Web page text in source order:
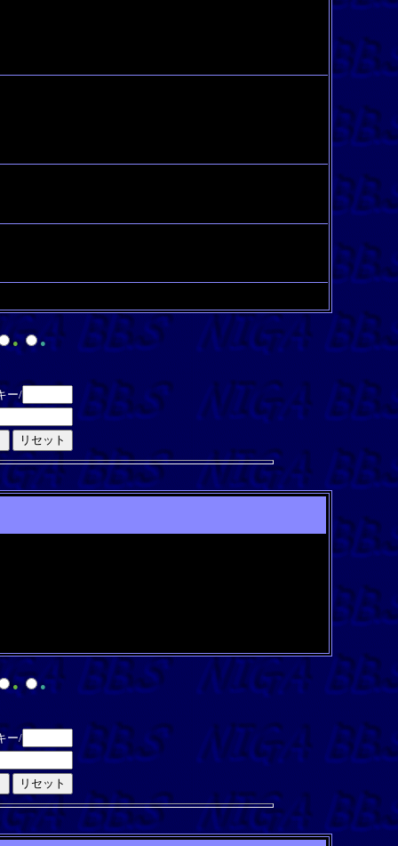
● ●
ー/
● ●
ー/